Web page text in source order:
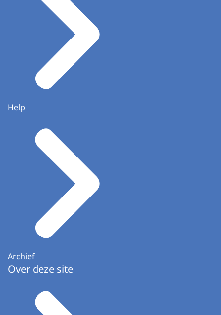
Help
Archief
Over deze site